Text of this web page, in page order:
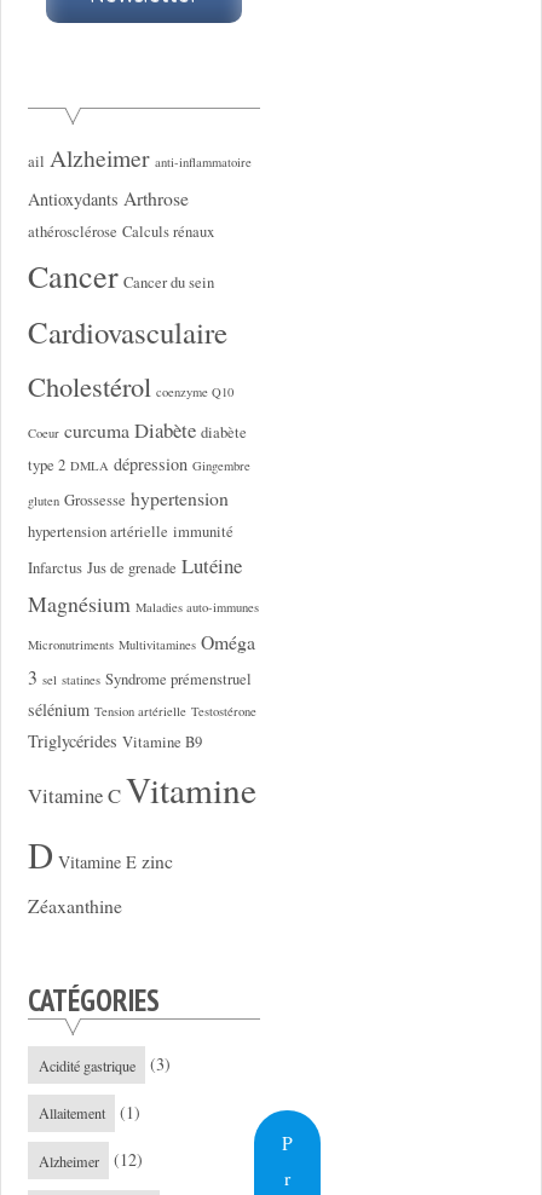
ail Alzheimer anti-inflammatoire
Antioxydants Arthrose
athérosclérose Calculs rénaux
Cancer Cancer du sein
Cardiovasculaire
Cholestérol coenzyme Q10
Coeur curcuma Diabète diabète
type 2 DMLA dépression Gingembre
gluten Grossesse hypertension
hypertension artérielle immunité
Infarctus Jus de grenade Lutéine
Magnésium Maladies auto-immunes
Micronutriments Multivitamines Oméga
3 sel statines Syndrome prémenstruel
sélénium Tension artérielle Testostérone
Triglycérides Vitamine B9
Vitamine CVitamine
D Vitamine E zinc
Zéaxanthine
CATÉGORIES
Acidité gastrique (3)
Allaitement (1)
Alzheimer (12)
P
r